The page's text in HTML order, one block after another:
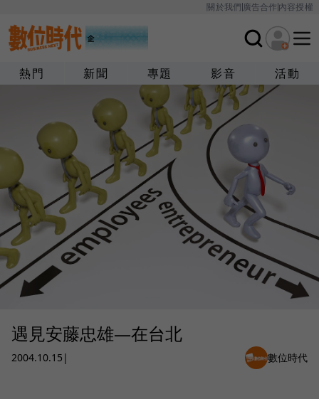
關於我們廣告合作內容授權
熱門 新聞 專題 影音 活動
遇見安藤忠雄—在台北
2004.10.15 | 數位時代